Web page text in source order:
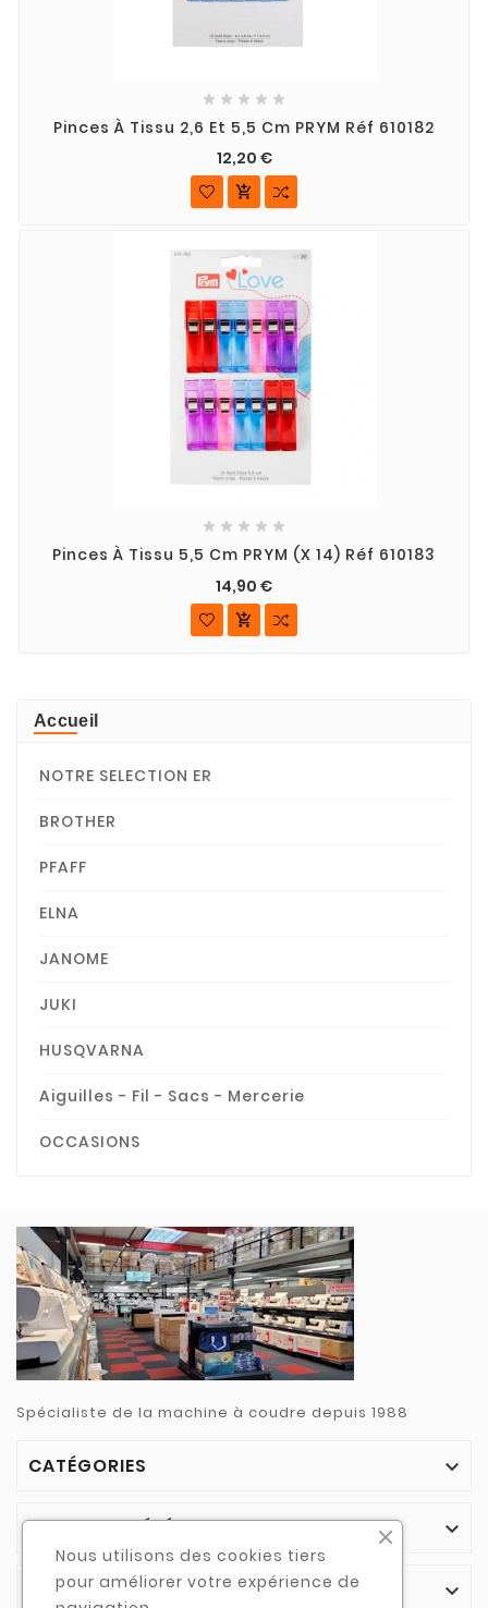
    
Pinces À Tissu 2,6 Et 5,5 Cm PRYM Réf 610182
12,20 €

    
Pinces À Tissu 5,5 Cm PRYM (x 14) Réf 610183
14,90 €

Accueil
NOTRE SELECTION ER
BROTHER
PFAFF
ELNA
JANOME
JUKI
HUSQVARNA
Aiguilles - Fil - Sacs - Mercerie
OCCASIONS
Spécialiste de la machine à coudre depuis 1988
CATÉGORIES 
NOTRE SOCIÉTÉ 
VOTRE COMPTE 
Nous utilisons des cookies tiers
pour améliorer votre expérience de